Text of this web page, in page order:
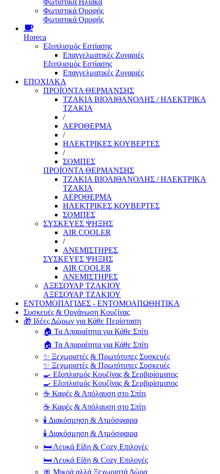
Φωτιστικά Ηλιακά
Φωτιστικά Οροφής
Φωτιστικά Οροφής
Horeca
Εξοπλισμός Εστίασης
Επαγγελματικές Ζυγαριές
Εξοπλισμός Εστίασης
Επαγγελματικές Ζυγαριές
ΕΠΟΧΙΑΚΑ
ΠΡΟΪΟΝΤΑ ΘΕΡΜΑΝΣΗΣ
ΤΖΑΚΙΑ ΒΙΟΑΙΘΑΝΟΛΗΣ / ΗΛΕΚΤΡΙΚΑ
ΤΖΑΚΙΑ
/
ΑΕΡΟΘΕΡΜΑ
/
ΗΛΕΚΤΡΙΚΕΣ ΚΟΥΒΕΡΤΕΣ
/
ΣΟΜΠΕΣ
ΠΡΟΪΟΝΤΑ ΘΕΡΜΑΝΣΗΣ
ΤΖΑΚΙΑ ΒΙΟΑΙΘΑΝΟΛΗΣ / ΗΛΕΚΤΡΙΚΑ
ΤΖΑΚΙΑ
ΑΕΡΟΘΕΡΜΑ
ΗΛΕΚΤΡΙΚΕΣ ΚΟΥΒΕΡΤΕΣ
ΣΟΜΠΕΣ
ΣΥΣΚΕΥΕΣ ΨΗΞΗΣ
AIR COOLER
/
ΑΝΕΜΙΣΤΗΡΕΣ
ΣΥΣΚΕΥΕΣ ΨΗΞΗΣ
AIR COOLER
ΑΝΕΜΙΣΤΗΡΕΣ
ΑΞΕΣΟΥΑΡ ΤΖΑΚΙΟΥ
ΑΞΕΣΟΥΑΡ ΤΖΑΚΙΟΥ
ΕΝΤΟΜΟΠΑΓΙΔΕΣ - ΕΝΤΟΜΟΑΠΩΘΗΤΙΚΑ
Συσκευές & Οργάνωση Κουζίνας
🎁 Ιδέες Δώρων για Κάθε Περίσταση
🏠 Τα Απαραίτητα για Κάθε Σπίτι
🏠 Τα Απαραίτητα για Κάθε Σπίτι
✨ Ξεχωριστές & Πρωτότυπες Συσκευές
✨ Ξεχωριστές & Πρωτότυπες Συσκευές
🍳 Εξοπλισμός Κουζίνας & Σερβιρίσματος
🍳 Εξοπλισμός Κουζίνας & Σερβιρίσματος
☕ Καφές & Απόλαυση στο Σπίτι
☕ Καφές & Απόλαυση στο Σπίτι
🕯️ Διακόσμηση & Ατμόσφαιρα
🕯️ Διακόσμηση & Ατμόσφαιρα
🛏️ Λευκά Είδη & Cozy Επιλογές
🛏️ Λευκά Είδη & Cozy Επιλογές
🎀 Μικρά αλλά Ξεχωριστά Δώρα